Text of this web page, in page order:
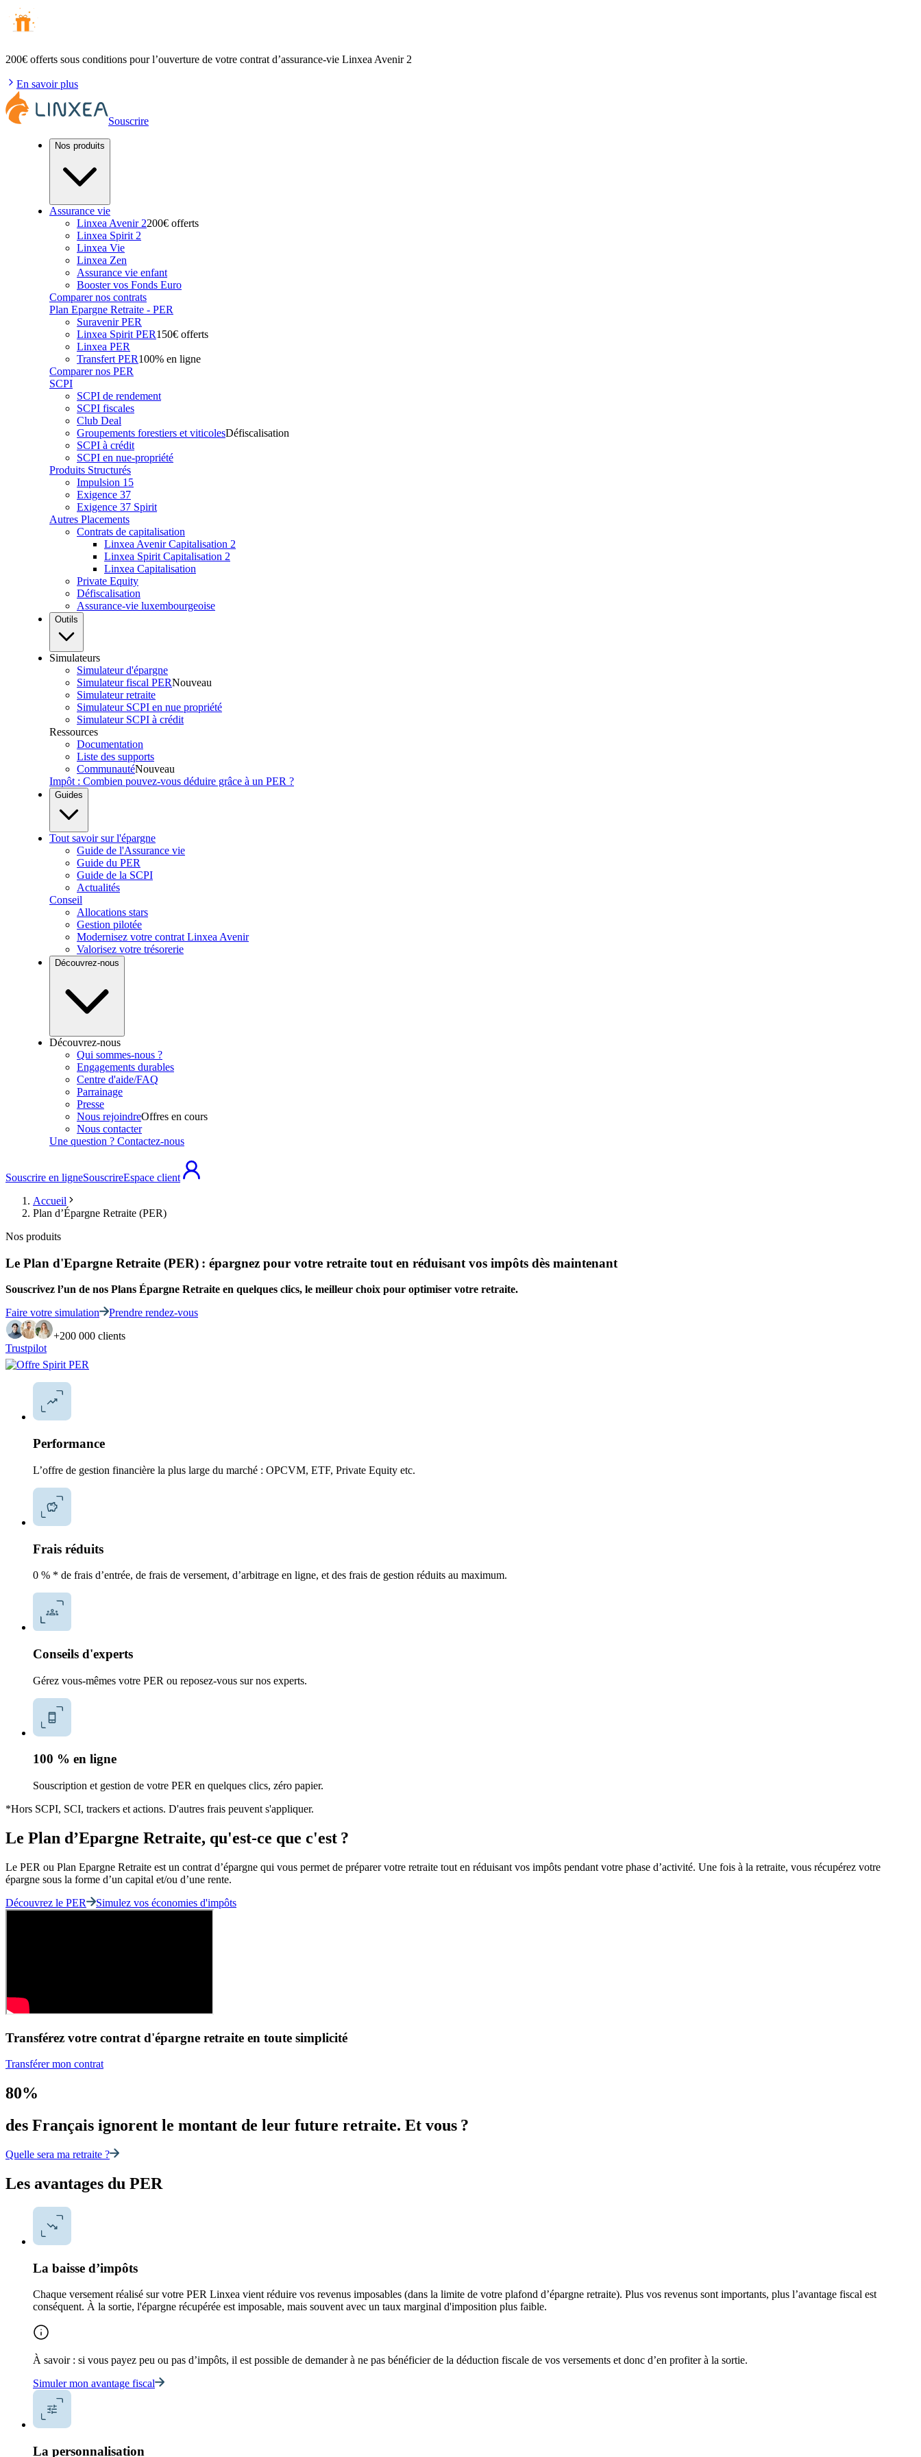
200€ offerts sous conditions pour l’ouverture de votre contrat d’assurance-vie Linxea Avenir 2
En savoir plus
Souscrire
Nos produits
Assurance vie
Linxea Avenir 2200€ offerts
Linxea Spirit 2
Linxea Vie
Linxea Zen
Assurance vie enfant
Booster vos Fonds Euro
Comparer nos contrats
Plan Epargne Retraite - PER
Suravenir PER
Linxea Spirit PER150€ offerts
Linxea PER
Transfert PER100% en ligne
Comparer nos PER
SCPI
SCPI de rendement
SCPI fiscales
Club Deal
Groupements forestiers et viticolesDéfiscalisation
SCPI à crédit
SCPI en nue-propriété
Produits Structurés
Impulsion 15
Exigence 37
Exigence 37 Spirit
Autres Placements
Contrats de capitalisation
Linxea Avenir Capitalisation 2
Linxea Spirit Capitalisation 2
Linxea Capitalisation
Private Equity
Défiscalisation
Assurance-vie luxembourgeoise
Outils
Simulateurs
Simulateur d'épargne
Simulateur fiscal PERNouveau
Simulateur retraite
Simulateur SCPI en nue propriété
Simulateur SCPI à crédit
Ressources
Documentation
Liste des supports
CommunautéNouveau
Impôt : Combien pouvez-vous déduire grâce à un PER ?
Guides
Tout savoir sur l'épargne
Guide de l'Assurance vie
Guide du PER
Guide de la SCPI
Actualités
Conseil
Allocations stars
Gestion pilotée
Modernisez votre contrat Linxea Avenir
Valorisez votre trésorerie
Découvrez-nous
Découvrez-nous
Qui sommes-nous ?
Engagements durables
Centre d'aide/FAQ
Parrainage
Presse
Nous rejoindreOffres en cours
Nous contacter
Une question ? Contactez-nous
Souscrire en ligneSouscrireEspace client
Accueil
Plan d’Épargne Retraite (PER)
Nos produits
Le Plan d'Epargne Retraite (PER) : épargnez pour votre retraite tout en réduisant vos impôts dès maintenant
Souscrivez l’un de nos Plans Épargne Retraite en quelques clics, le meilleur choix pour optimiser votre retraite.
Faire votre simulation
Prendre rendez-vous
+200 000 clients
Trustpilot
Performance
L’offre de gestion financière la plus large du marché : OPCVM, ETF, Private Equity etc.
Frais réduits​
0 % * de frais d’entrée, de frais de versement, d’arbitrage en ligne, et des frais de gestion réduits au maximum.
Conseils d'experts​
Gérez vous-mêmes votre PER ou reposez-vous sur nos experts.
100 % en ligne​
Souscription et gestion de votre PER en quelques clics, zéro papier.
*Hors SCPI, SCI, trackers et actions. D'autres frais peuvent s'appliquer.
Le Plan d’Epargne Retraite, qu'est-ce que c'est ?
Le PER ou Plan Epargne Retraite est un contrat d’épargne qui vous permet de préparer votre retraite tout en réduisant vos impôts pendant votre phase d’activité. Une fois à la retraite, vous récupérez votre
épargne sous la forme d’un capital et/ou d’une rente.
Découvrez le PER
Simulez vos économies d'impôts
Transférez votre contrat d'épargne retraite en toute simplicité
Transférer mon contrat
80%
des Français ignorent le montant de leur future retraite. Et vous ?
Quelle sera ma retraite ?
Les avantages du PER
La baisse d’impôts
Chaque versement réalisé sur votre PER Linxea vient réduire vos revenus imposables (dans la limite de votre plafond d’épargne retraite). Plus vos revenus sont importants, plus l’avantage fiscal est
conséquent. À la sortie, l'épargne récupérée est imposable, mais souvent avec un taux marginal d'imposition plus faible.​
À savoir : si vous payez peu ou pas d’impôts, il est possible de demander à ne pas bénéficier de la déduction fiscale de vos versements et donc d’en profiter à la sortie.
Simuler mon avantage fiscal
La personnalisation